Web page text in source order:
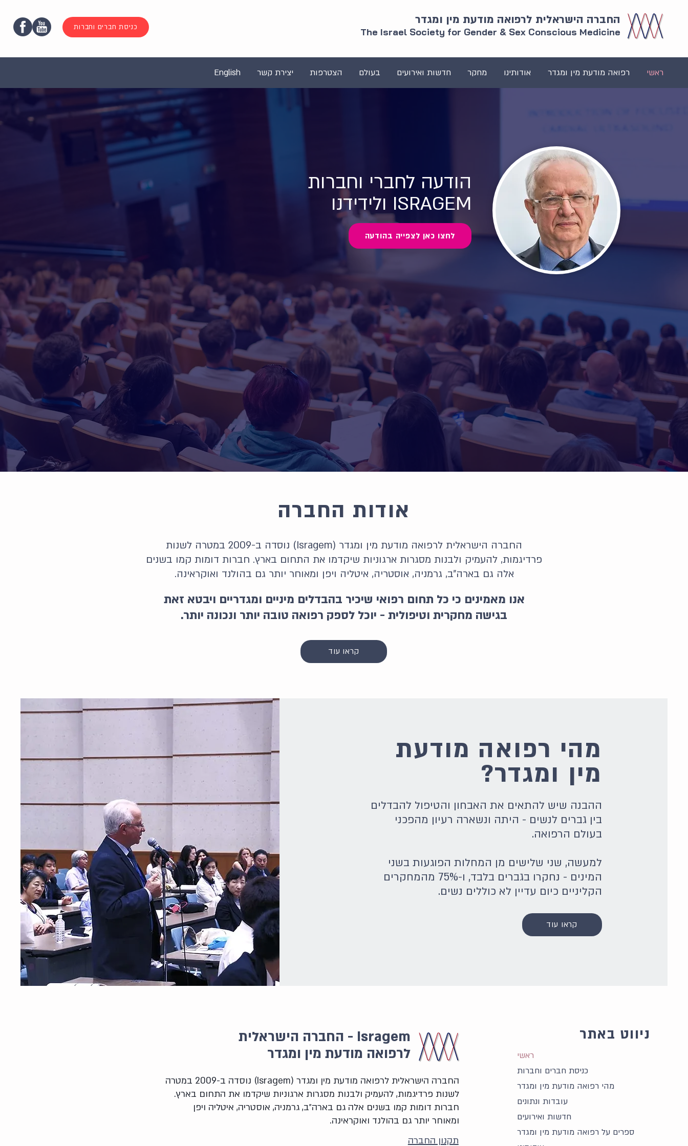
כניסת חברים וחברות החברה הישראלית לרפואה מודעת מין ומגדר
The Israel Society for Gender & Sex Conscious Medicine
ראשי רפואה מודעת מין ומגדר אודותינו מחקר חדשות ואירועים בעולם הצטרפות יצירת קשר English
הודעה לחברי וחברות
ISRAGEM ולידידנו
לחצו כאן לצפייה בהודעה
אודות החברה
החברה הישראלית לרפואה מודעת מין ומגדר (Isragem) נוסדה ב-2009 במטרה לשנות
פרדיגמות, להעמיק ולבנות מסגרות ארגוניות שיקדמו את התחום בארץ. חברות דומות קמו בשנים
אלה גם בארה״ב, גרמניה, אוסטריה, איטליה ויפן ומאוחר יותר גם בהולנד ואוקראינה.
אנו מאמינים כי כל תחום רפואי שיכיר בהבדלים מיניים ומגדריים ויבטא זאת
בגישה מחקרית וטיפולית - יוכל לספק רפואה טובה יותר ונכונה יותר.
קראו עוד
מהי רפואה מודעת
מין ומגדר?
ההבנה שיש להתאים את האבחון והטיפול להבדלים
בין גברים לנשים - היתה ונשארה רעיון מהפכני
בעולם הרפואה.
למעשה, שני שלישים מן המחלות הפוגעות בשני
המינים - נחקרו בגברים בלבד, ו-75% מהמחקרים
הקליניים כיום עדיין לא כוללים נשים.
קראו עוד
Isragem - החברה הישראלית
לרפואה מודעת מין ומגדר
החברה הישראלית לרפואה מודעת מין ומגדר (Isragem) נוסדה ב-2009 במטרה
לשנות פרדיגמות, להעמיק ולבנות מסגרות ארגוניות שיקדמו את התחום בארץ.
חברות דומות קמו בשנים אלה גם בארה״ב, גרמניה, אוסטריה, איטליה ויפן
ומאוחר יותר גם בהולנד ואוקראינה.
תקנון החברה
ניווט באתר
ראשי
כניסת חברים וחברות
מהי רפואה מודעת מין ומגדר
עובדות ונתונים
חדשות ואירועים
ספרים על רפואה מודעת מין ומגדר